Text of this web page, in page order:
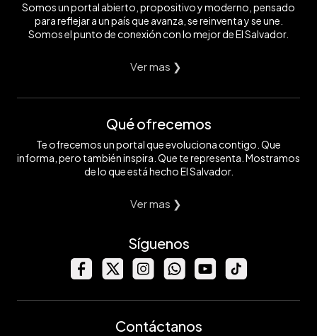
Somos un portal abierto, propositivo y moderno, pensado
para reflejar a un país que avanza, se reinventa y se une.
Somos el punto de conexión con lo mejor de El Salvador.
Ver mas ❯
Qué ofrecemos
Te ofrecemos un portal que evoluciona contigo. Que
informa, pero también inspira. Que te representa. Mostramos
de lo que está hecho El Salvador.
Ver mas ❯
Síguenos
Contáctanos